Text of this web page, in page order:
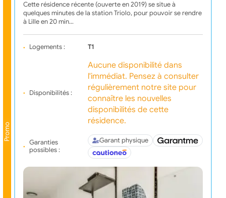
Promo
Cette résidence récente (ouverte en 2019) se situe à
quelques minutes de la station Triolo, pour pouvoir se rendre
à Lille en 20 min…
Logements : T1
Disponibilités :
Aucune disponibilité dans
l'immédiat. Pensez à consulter
régulièrement notre site pour
connaître les nouvelles
disponibilités de cette
résidence.
Garanties
possibles :
Garant physique